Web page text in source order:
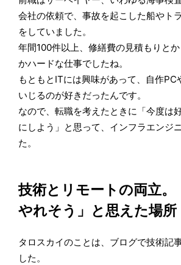
会社の依頼で、事故を起こした船やト
をしていました。
年間100件以上、修繕費の見積もりと
かハードな仕事でしたね。
もともとITには興味があって、自作PC
いじるのが好きだったんです。
なので、転職を考えたときに「今度は
にしよう」と思って、インフラエンジ
た。
技術とリモートの両立。
やれそう」と思えた場所
タロスカイのことは、ブログで技術記
した。